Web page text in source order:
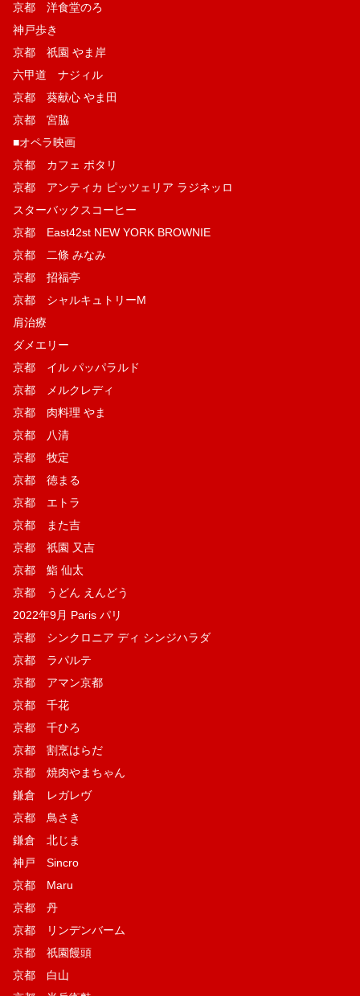
京都 洋食堂のろ
神戸歩き
京都 祇園 やま岸
六甲道 ナジィル
京都 葵献心 やま田
京都 宮脇
■オペラ映画
京都 カフェ ポタリ
京都 アンティカ ピッツェリア ラジネッロ
スターバックスコーヒー
京都 East42st NEW YORK BROWNIE
京都 二條 みなみ
京都 招福亭
京都 シャルキュトリーM
肩治療
ダメエリー
京都 イル パッパラルド
京都 メルクレディ
京都 肉料理 やま
京都 八清
京都 牧定
京都 徳まる
京都 エトラ
京都 また吉
京都 祇園 又吉
京都 鮨 仙太
京都 うどん えんどう
2022年9月 Paris パリ
京都 シンクロニア ディ シンジハラダ
京都 ラパルテ
京都 アマン京都
京都 千花
京都 千ひろ
京都 割烹はらだ
京都 焼肉やまちゃん
鎌倉 レガレヴ
京都 鳥さき
鎌倉 北じま
神戸 Sincro
京都 Maru
京都 丹
京都 リンデンバーム
京都 祇園饅頭
京都 白山